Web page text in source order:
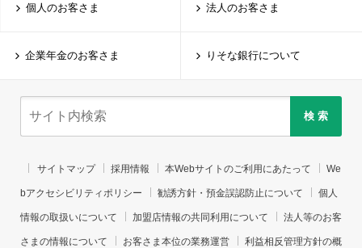
個人のお客さま 法人のお客さま
企業年金のお客さま りそな銀行について
検 索
サイトマップ 採用情報 本Webサイトのご利用にあたって We
bアクセシビリティポリシー 勧誘方針・預金誤認防止について 個人
情報の取扱いについて 加盟店情報の共同利用について 法人等のお客
さまの情報について お客さま本位の業務運営 利益相反管理方針の概